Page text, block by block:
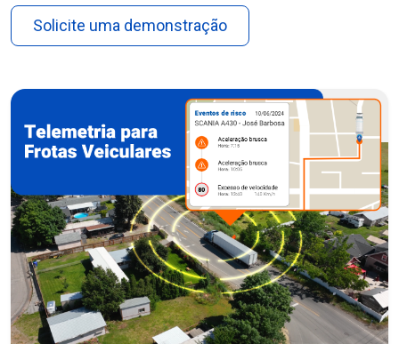
Solicite uma demonstração